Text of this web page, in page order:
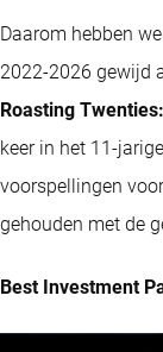
Daarom hebben
2022-2026 gewijd
Roasting
keer in het 11-
voorspellingen
gehouden met de
Best Investment